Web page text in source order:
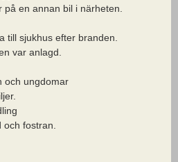
en annan bil i närheten.
till sjukhus efter branden.
var anlagd.
och ungdomar
fostran.